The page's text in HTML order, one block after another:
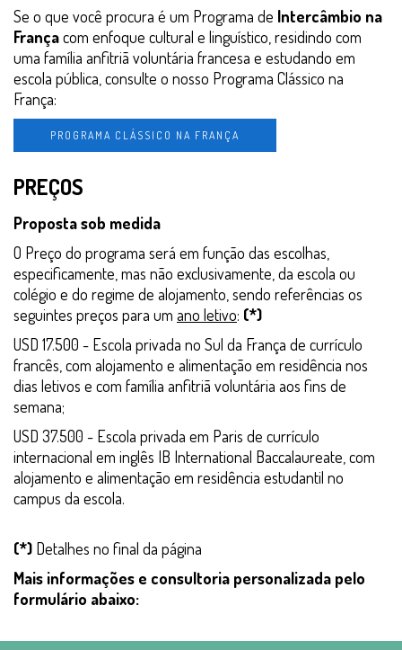
Se o que você procura é um Programa de Intercâmbio na
Françacom enfoque cultural e linguístico, residindo com
uma família anfitriã voluntária francesa e estudando em
escola pública, consulte o nosso Programa Clássico na
França:
PROGRAMA CLÁSSICO NA FRANÇA
PREÇOS
Proposta sob medida
O Preço do programa será em função das escolhas,
especificamente, mas não exclusivamente, da escola ou
colégio e do regime de alojamento, sendo referências os
seguintes preços para um ano letivo: (*)
USD 17.500 - Escola privada no Sul da França de currículo
francês, com alojamento e alimentação em residência nos
dias letivos e com família anfitriã voluntária aos fins de
semana;
USD 37.500 - Escola privada em Paris de currículo
internacional em inglês IB International Baccalaureate, com
alojamento e alimentação em residência estudantil no
campus da escola.
(*) Detalhes no final da página
Mais informações e consultoria personalizada pelo
formulário abaixo: